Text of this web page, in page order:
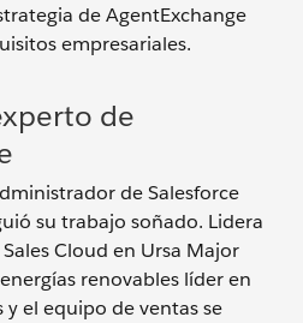
de AgentExchange
empresariales.
de
de Salesforce
su trabajo soñado. Lidera
Cloud en Ursa Major
renovables líder en
y el equipo de ventas se